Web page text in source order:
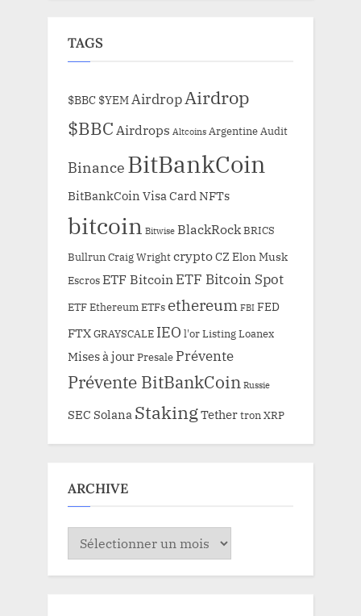
TAGS
$BBC $YEMAirdropAirdrop
$BBCAirdrops Altcoins Argentine Audit
Binance BitBankCoin
BitBankCoin Visa Card NFTs
bitcoin Bitwise BlackRockBRICS
Bullrun Craig WrightcryptoCZ Elon Musk
EscrosETF Bitcoin ETF Bitcoin Spot
ETF Ethereum ETFs ethereum FBI FED
FTXGRAYSCALE IEO l'orListingLoanex
Mises à jourPresale Prévente
Prévente BitBankCoin Russie
SEC Solana StakingTethertron XRP
ARCHIVE
ARCHIVE